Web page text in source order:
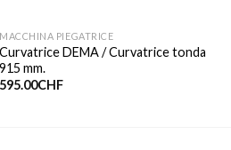
MACCHINA PIEGATRICE
Curvatrice DEMA / Curvatrice tonda
915 mm.
595.00CHF